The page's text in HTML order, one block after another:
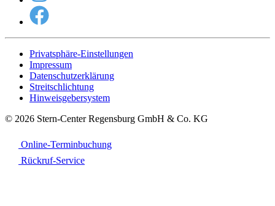
Privatsphäre-Einstellungen
Impressum
Datenschutzerklärung
Streitschlichtung
Hinweisgebersystem
© 2026 Stern-Center Regensburg GmbH & Co. KG
Online-Terminbuchung
Rückruf-Service